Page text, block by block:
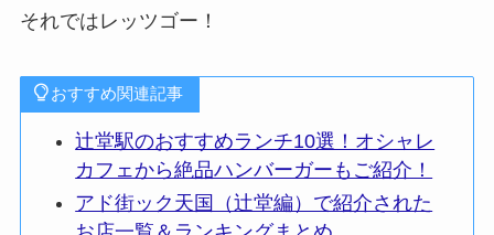
それではレッツゴー！
おすすめ関連記事
辻堂駅のおすすめランチ10選！オシャレ
カフェから絶品ハンバーガーもご紹介！
アド街ック天国（辻堂編）で紹介された